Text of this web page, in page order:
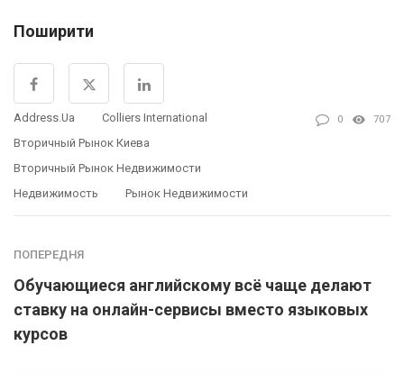
Поширити
Address.ua
Colliers International
Вторичный Рынок Киева
Вторичный Рынок Недвижимости
Недвижимость
Рынок Недвижимости
0 707
ПОПЕРЕДНЯ
Обучающиеся английскому всё чаще делают
ставку на онлайн-сервисы вместо языковых
курсов